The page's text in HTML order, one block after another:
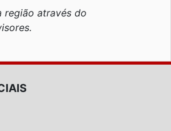
região através do